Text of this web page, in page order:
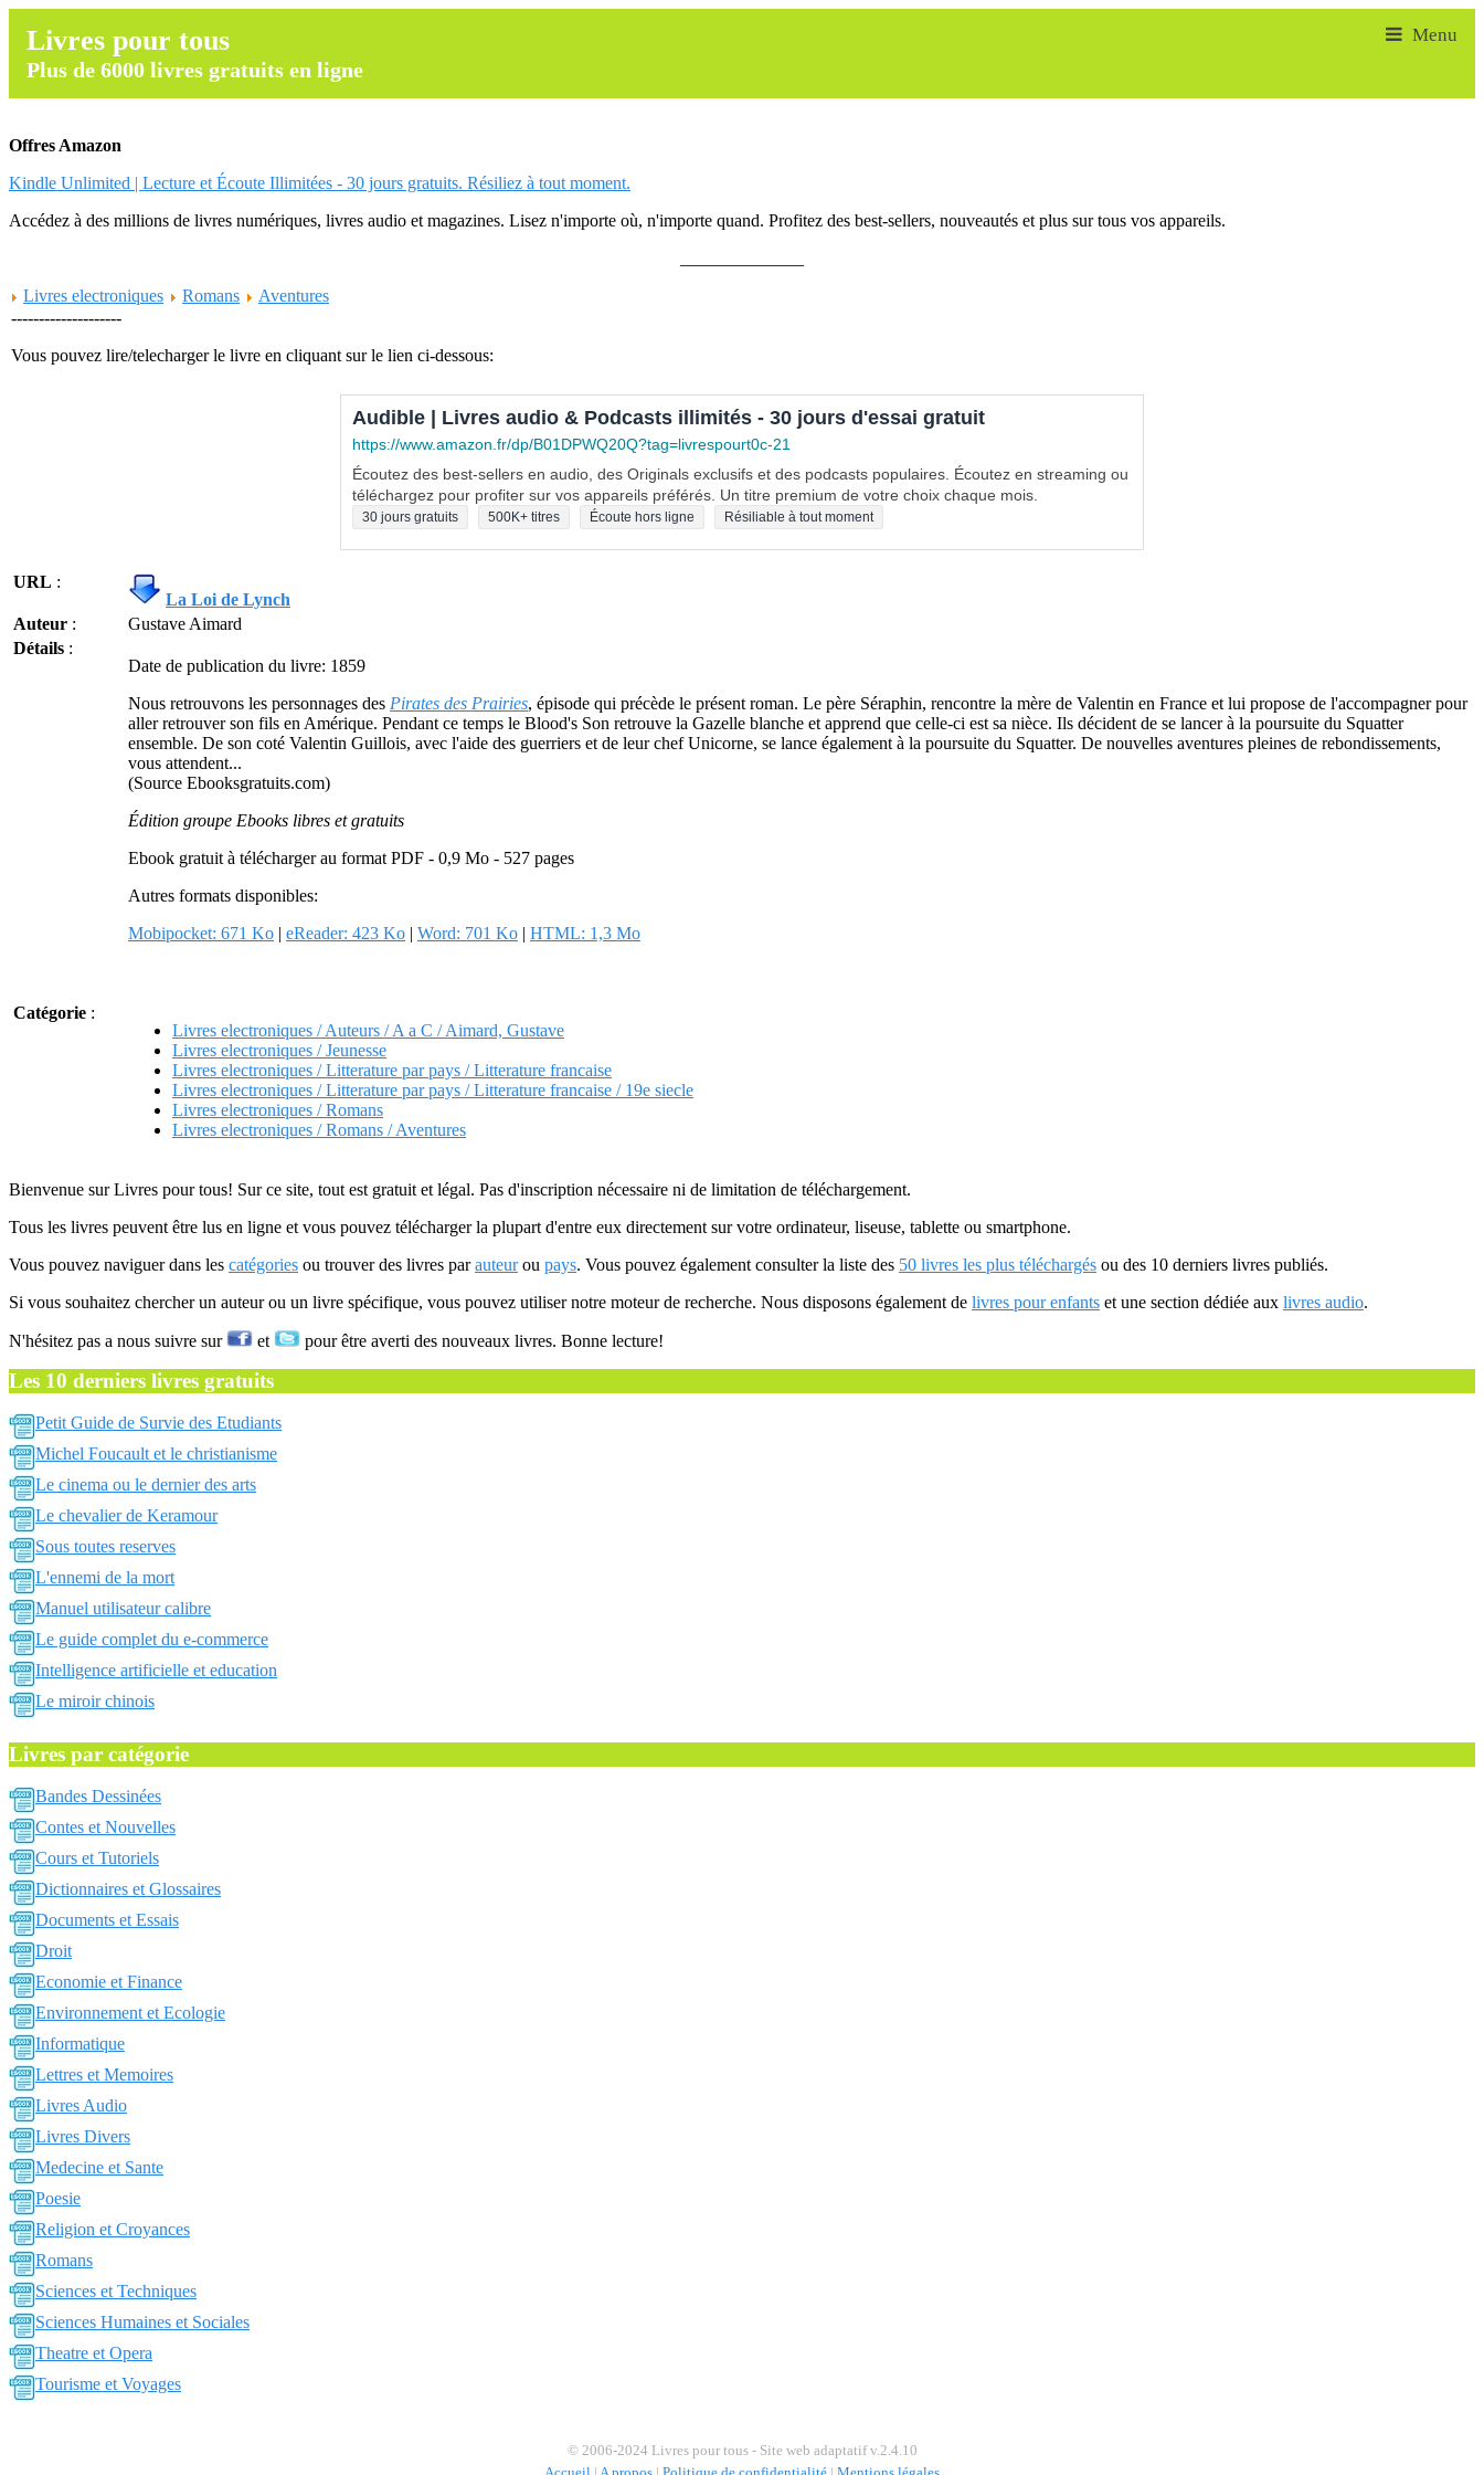
Livres pour tous
Plus de 6000 livres gratuits en ligne
Offres Amazon
Kindle Unlimited | Lecture et Écoute Illimitées - 30 jours gratuits. Résiliez à tout moment.
Accédez à des millions de livres numériques, livres audio et magazines. Lisez n'importe où, n'importe quand. Profitez des best-sellers, nouveautés et plus sur tous vos appareils.
Livres electroniques
Romans
Aventures
--------------------
Vous pouvez lire/telecharger le livre en cliquant sur le lien ci-dessous:
Audible | Livres audio & Podcasts illimités - 30 jours d'essai gratuit
https://www.amazon.fr/dp/B01DPWQ20Q?tag=livrespourt0c-21
Écoutez des best-sellers en audio, des Originals exclusifs et des podcasts populaires. Écoutez en streaming ou
téléchargez pour profiter sur vos appareils préférés. Un titre premium de votre choix chaque mois.
30 jours gratuits 500K+ titres Écoute hors ligne Résiliable à tout moment
URL :
La Loi de Lynch
Auteur :
Gustave Aimard
Détails :
Date de publication du livre: 1859
Nous retrouvons les personnages des Pirates des Prairies, épisode qui précède le présent roman. Le père Séraphin, rencontre la mère de Valentin en France et lui propose de l'accompagner pour
aller retrouver son fils en Amérique. Pendant ce temps le Blood's Son retrouve la Gazelle blanche et apprend que celle-ci est sa nièce. Ils décident de se lancer à la poursuite du Squatter
ensemble. De son coté Valentin Guillois, avec l'aide des guerriers et de leur chef Unicorne, se lance également à la poursuite du Squatter. De nouvelles aventures pleines de rebondissements,
vous attendent...
(Source Ebooksgratuits.com)
Édition groupe Ebooks libres et gratuits
Ebook gratuit à télécharger au format PDF - 0,9 Mo - 527 pages
Autres formats disponibles:
Mobipocket: 671 Ko | eReader: 423 Ko | Word: 701 Ko | HTML: 1,3 Mo
Catégorie :
Livres electroniques / Auteurs / A a C / Aimard, Gustave
Livres electroniques / Jeunesse
Livres electroniques / Litterature par pays / Litterature francaise
Livres electroniques / Litterature par pays / Litterature francaise / 19e siecle
Livres electroniques / Romans
Livres electroniques / Romans / Aventures
Bienvenue sur Livres pour tous! Sur ce site, tout est gratuit et légal. Pas d'inscription nécessaire ni de limitation de téléchargement.
Tous les livres peuvent être lus en ligne et vous pouvez télécharger la plupart d'entre eux directement sur votre ordinateur, liseuse, tablette ou smartphone.
Vous pouvez naviguer dans les catégories ou trouver des livres parauteurou pays. Vous pouvez également consulter la liste des 50 livres les plus téléchargés ou des 10 derniers livres publiés.
Si vous souhaitez chercher un auteur ou un livre spécifique, vous pouvez utiliser notre moteur de recherche. Nous disposons également de livres pour enfants et une section dédiée aux livres audio.
N'hésitez pas a nous suivre sur et pour être averti des nouveaux livres. Bonne lecture!
Les 10 derniers livres gratuits
Petit Guide de Survie des Etudiants
Michel Foucault et le christianisme
Le cinema ou le dernier des arts
Le chevalier de Keramour
Sous toutes reserves
L'ennemi de la mort
Manuel utilisateur calibre
Le guide complet du e-commerce
Intelligence artificielle et education
Le miroir chinois
Livres par catégorie
Bandes Dessinées
Contes et Nouvelles
Cours et Tutoriels
Dictionnaires et Glossaires
Documents et Essais
Droit
Economie et Finance
Environnement et Ecologie
Informatique
Lettres et Memoires
Livres Audio
Livres Divers
Medecine et Sante
Poesie
Religion et Croyances
Romans
Sciences et Techniques
Sciences Humaines et Sociales
Theatre et Opera
Tourisme et Voyages
© 2006-2024 Livres pour tous - Site web adaptatif v.2.4.10